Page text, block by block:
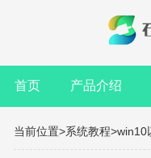
首页 产品介绍
当前位置>系统教程>